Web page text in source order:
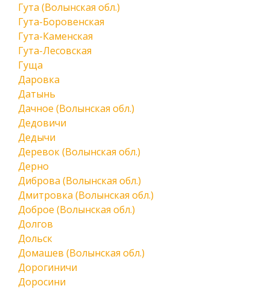
Гута (Волынская обл.)
Гута-Боровенская
Гута-Каменская
Гута-Лесовская
Гуща
Даровка
Датынь
Дачное (Волынская обл.)
Дедовичи
Дедычи
Деревок (Волынская обл.)
Дерно
Диброва (Волынская обл.)
Дмитровка (Волынская обл.)
Доброе (Волынская обл.)
Долгов
Дольск
Домашев (Волынская обл.)
Дорогиничи
Доросини